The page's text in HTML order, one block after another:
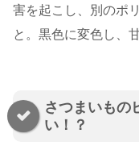
害を起こし、別のポ
と。黒色に変色し、
さつまいもの
い！？